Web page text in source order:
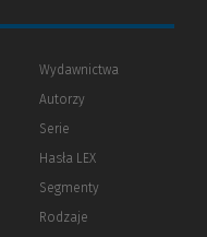
Wydawnictwa
Autorzy
Serie
Hasła LEX
Segmenty
Rodzaje